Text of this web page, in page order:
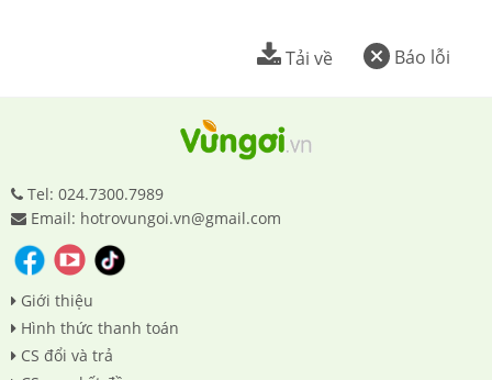
Báo lỗi
Tải về
Tel: 024.7300.7989
Email: hotrovungoi.vn@gmail.com
Giới thiệu
Hình thức thanh toán
CS đổi và trả